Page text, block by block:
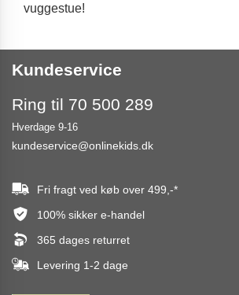
vuggestue!
Kundeservice
Ring til 70 500 289
Hverdage 9-16
kundeservice@onlinekids.dk
Fri fragt ved køb over 499,-*
100% sikker e-handel
365 dages returret
Levering 1-2 dage